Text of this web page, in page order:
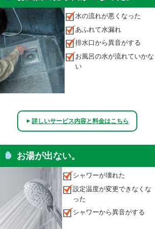
水の流れが悪くなった
あふれて水漏れ
排水口から異音がする
お風呂の水が流れていかな
い
▲詳しいサービス内容と料金はこちら
お湯が出ない。
シャワーが壊れた
設定温度が変更できなくな
った
シャワーから異音がする